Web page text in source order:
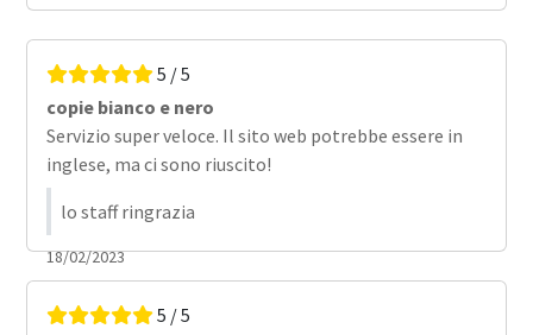
5 / 5
copie bianco e nero
Servizio super veloce. Il sito web potrebbe essere in
inglese, ma ci sono riuscito!
lo staff ringrazia
18/02/2023
5 / 5